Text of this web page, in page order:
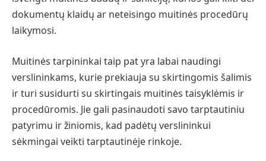
dokumentų klaidų ar neteisingo muitinės procedūrų
laikymosi.
Muitinės tarpininkai taip pat yra labai naudingi
verslininkams, kurie prekiauja su skirtingomis šalimis
ir turi susidurti su skirtingais muitinės taisyklėmis ir
procedūromis. Jie gali pasinaudoti savo tarptautiniu
patyrimu ir žiniomis, kad padėtų verslininkui
sėkmingai veikti tarptautinėje rinkoje.